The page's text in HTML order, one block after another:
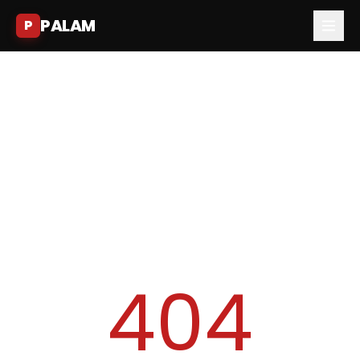
P PALAM
404